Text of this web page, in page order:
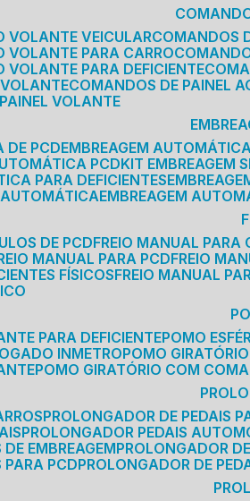
VOLANTE VEICULAR
VOLANTE PARA CARRO
VOLANTE PARA DEFICIENTE
COMANDOS DE PAINEL
VOLANTE
DE PCD EMBREAGEM
PCD
KIT
PARA DEFICIENTES
AUTOMÁTICA EMBREAGEM
DE PCD FREIO MANUAL PARA
MANUAL PARA PCD FREIO
FÍSICOS FREIO MANUAL
PARA DEFICIENTE POMO
INMETRO POMO
POMO GIRATÓRIO COM
PROLONGADOR DE PEDAIS
PROLONGADOR PEDAIS
DE EMBREAGEM PROLONGADOR
PARA PCD PROLONGADOR DE